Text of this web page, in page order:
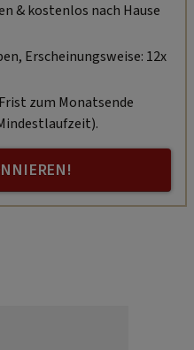
& kostenlos nach Hause
Erscheinungsweise: 12x
zum Monatsende